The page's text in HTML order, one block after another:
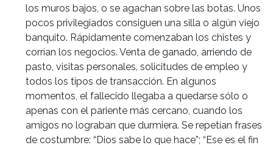
los muros bajos, o se agachan sobre las botas. Unos
pocos privilegiados consiguen una silla o algún viejo
banquito. Rápidamente comenzaban los chistes y
corrían los negocios. Venta de ganado, arriendo de
pasto, visitas personales, solicitudes de empleo y
todos los tipos de transacción. En algunos
momentos, el fallecido llegaba a quedarse sólo o
apenas con el pariente más cercano, cuando los
amigos no lograban que durmiera. Se repetían frases
de costumbre: “Dios sabe lo que hace”; “Ese es el fin